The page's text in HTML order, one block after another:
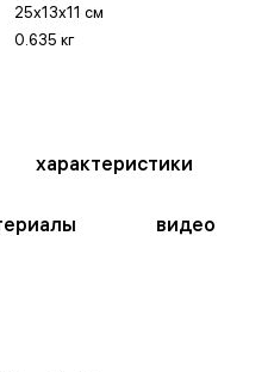
25x13x11 см
0.635 кг
характеристики
видео